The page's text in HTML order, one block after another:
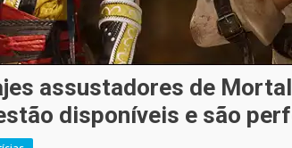
assustadores de
disponíveis e são